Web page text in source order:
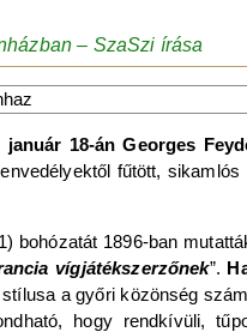
– SzaSzi írása
január 18-án Georges
fűtött,
bohózatát 1896-ban
vígjátékszerzőnek”.
a győri közönség
hogy rendkívüli,